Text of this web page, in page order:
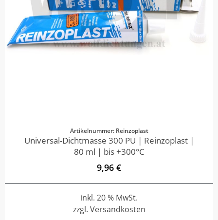
Artikelnummer: Reinzoplast
Universal-Dichtmasse 300 PU | Reinzoplast |
80 ml | bis +300°C
9,96 €
inkl. 20 % MwSt.
zzgl. Versandkosten